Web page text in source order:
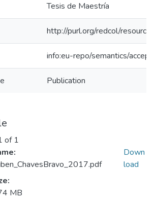
Tesis de Maestría
http://purl.org/redcol/
info:eu-repo/semantics/
Publication
of 1
MB
Down
load